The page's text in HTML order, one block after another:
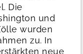
Die
und
wurden
zu. In
neue